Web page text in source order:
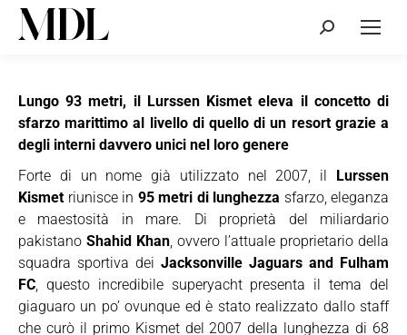
Cerca:
Lungo 93 metri, il Lurssen Kismet eleva il concetto di
sfarzo marittimo al livello di quello di un resort grazie a
degli interni davvero unici nel loro genere
Forte di un nome già utilizzato nel 2007, il Lurssen
Kismetriunisce in 95 metri di lunghezza sfarzo, eleganza
e maestosità in mare. Di proprietà del miliardario
pakistano Shahid Khan, ovvero l’attuale proprietario della
squadra sportiva dei Jacksonville Jaguars and Fulham
FC, questo incredibile superyacht presenta il tema del
giaguaro un po’ ovunque ed è stato realizzato dallo staff
che curò il primo Kismet del 2007 della lunghezza di 68